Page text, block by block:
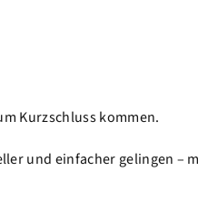
Kurzschluss kommen.
und einfacher gelingen –